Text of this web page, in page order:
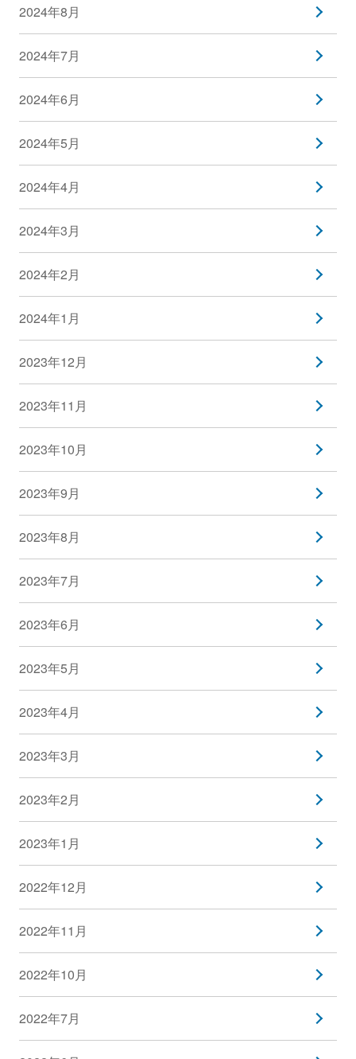
2024年8月
2024年7月
2024年6月
2024年5月
2024年4月
2024年3月
2024年2月
2024年1月
2023年12月
2023年11月
2023年10月
2023年9月
2023年8月
2023年7月
2023年6月
2023年5月
2023年4月
2023年3月
2023年2月
2023年1月
2022年12月
2022年11月
2022年10月
2022年7月